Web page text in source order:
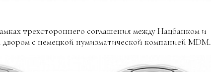
трехстороннего соглашения между Нацбанком и
с немецкой нумизматической компанией MDM.